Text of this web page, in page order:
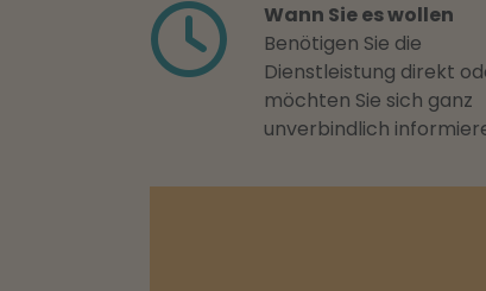
Wann Sie es wollen
Benötigen Sie die
Dienstleistung direkt
möchten Sie sich ganz
unverbindlich